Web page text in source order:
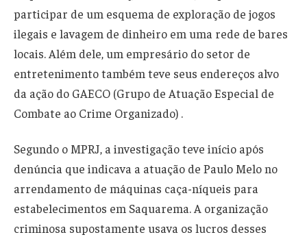
participar de um esquema de exploração de jogos
ilegais e lavagem de dinheiro em uma rede de bares
locais. Além dele, um empresário do setor de
entretenimento também teve seus endereços alvo
da ação do GAECO (Grupo de Atuação Especial de
Combate ao Crime Organizado) .
Segundo o MPRJ, a investigação teve início após
denúncia que indicava a atuação de Paulo Melo no
arrendamento de máquinas caça-níqueis para
estabelecimentos em Saquarema. A organização
criminosa supostamente usava os lucros desses